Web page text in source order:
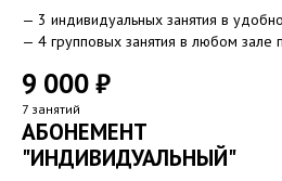
— 3 индивидуальных занятия в
— 4 групповых занятия в любом зале
9 000 ₽
7 занятий
АБОНЕМЕНТ
"ИНДИВИДУАЛЬНЫЙ"